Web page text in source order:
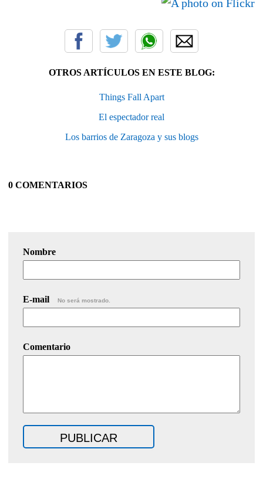
OTROS ARTÍCULOS EN ESTE BLOG:
Things Fall Apart
El espectador real
Los barrios de Zaragoza y sus blogs
0 COMENTARIOS
Nombre
E-mail No será mostrado.
Comentario